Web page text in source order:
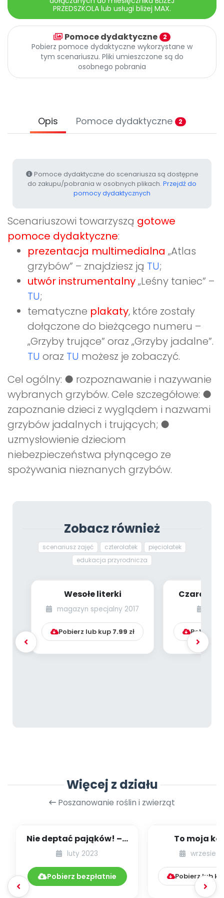
Archiwalne numery
Pomoc
PRZEDSZKOLA lub usługi bliżej MAX.
Pomoce dydaktyczne 2
Pobierz pomoce dydaktyczne wykorzystane w
tym scenariuszu. Pliki umieszczone są do
osobnego pobrania
Opis Pomoce dydaktyczne 2
Pomoce dydaktyczne do scenariusza są dostępne
do zakupu/pobrania w osobnych plikach. Przejdź do
pomocy dydaktycznych
Scenariuszowi towarzyszą gotowe
pomoce dydaktyczne:
prezentacja multimedialna „Atlas
grzybów” – znajdziesz ją TU;
utwór instrumentalny„Leśny taniec” –
TU;
tematyczne plakaty, które zostały
dołączone do bieżącego numeru –
„Grzyby trujące” oraz „Grzyby jadalne”.
TU oraz TU możesz je zobaczyć.
Cel ogólny: ● rozpoznawanie i nazywanie
wybranych grzybów. Cele szczegółowe: ●
zapoznanie dzieci z wyglądem i nazwami
grzybów jadalnych i trujących; ●
uzmysłowienie dzieciom
niebezpieczeństwa płynącego ze
spożywania nieznanych grzybów.
Zobacz również
scenariusz zajęć czterolatek
pięciolatek
edukacja przyrodnicza
Wesołe literki
magazyn specjalny 2017
Pobierz lub kup 7.99 zł Pobierz
Więcej z działu
Poszanowanie roślin i zwierząt
Nie deptać pająków! – z
wizytą u Pana Owada
luty 2023
Pobierz bezpłatnie
To moja
wrzesień
Pobierz lub